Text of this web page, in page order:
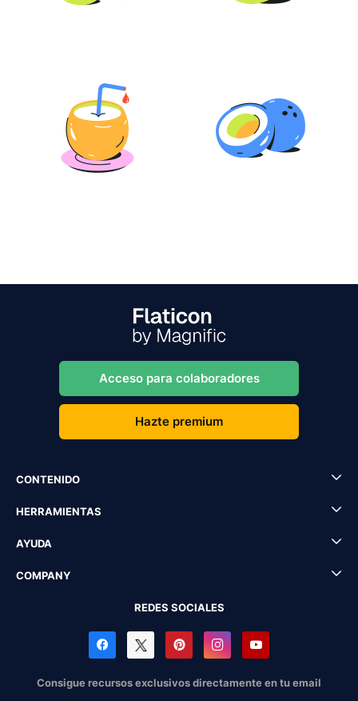
Acceso para colaboradores
Hazte premium
CONTENIDO
HERRAMIENTAS
AYUDA
COMPANY
REDES SOCIALES
Consigue recursos exclusivos directamente en tu email